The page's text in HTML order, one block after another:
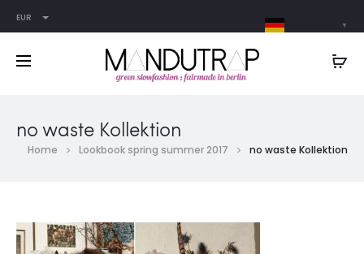
EUR
no waste Kollektion
Home Lookbook spring summer 2017 no waste Kollektion
▼